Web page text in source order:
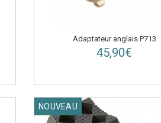
Adaptateur anglais P713
45,90€
NOUVEAU